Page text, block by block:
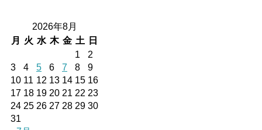
2026年8月
月
火 水 木 金 土
日
1
2
3
4 5 6 7 8
9
10 11 12 13 14 15 16
17 18 19 20 21 22 23
24 25 26 27 28 29 30
31